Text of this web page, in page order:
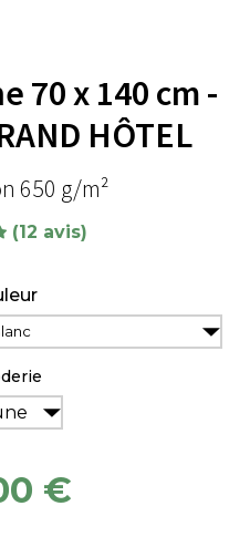
70 x 140 cm -
HÔTEL
650 g/m²
(12 avis)
€